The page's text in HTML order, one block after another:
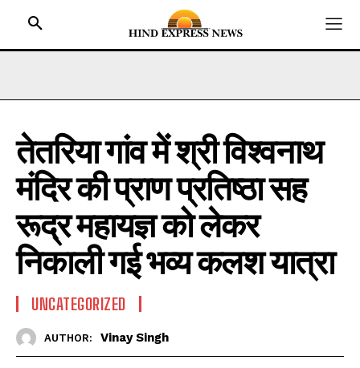
HOME
BIHAR
JHARKHAND
UTTAR PRADESH
MADHYA PRADESH
NATIONAL NEWS
CRIME NEWS
तेतरिया गांव में श्री विश्वनाथ
मंदिर की प्राण प्रतिष्ठा सह
रूद्र महायज्ञ को लेकर
निकाली गई भव्य कलश यात्रा
UNCATEGORIZED
AUTHOR: Vinay Singh